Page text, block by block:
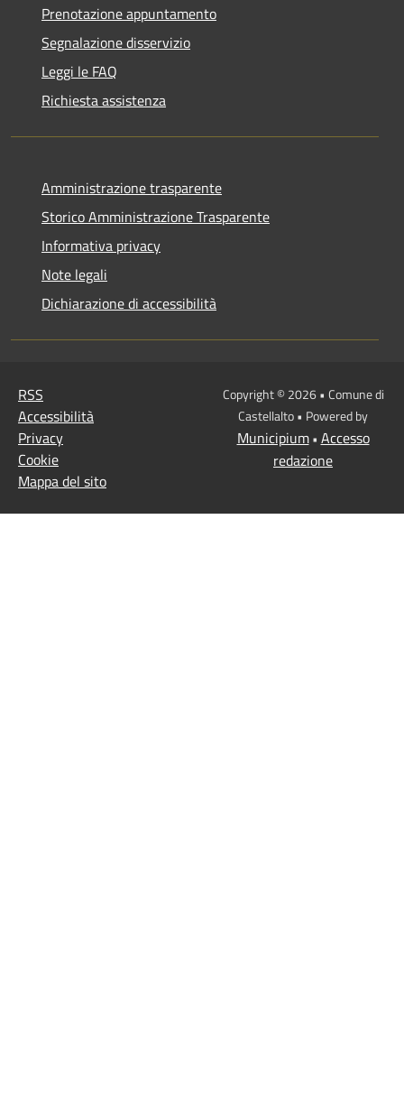
Prenotazione appuntamento
Segnalazione disservizio
Leggi le FAQ
Richiesta assistenza
Amministrazione trasparente
Storico Amministrazione Trasparente
Informativa privacy
Note legali
Dichiarazione di accessibilità
RSS
Accessibilità
Privacy
Cookie
Mappa del sito
Copyright © 2026 • Comune di
Castellalto • Powered by
Municipium• Accesso
redazione